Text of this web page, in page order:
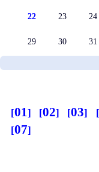
22 23 24
29 30 31
01 02 03
07